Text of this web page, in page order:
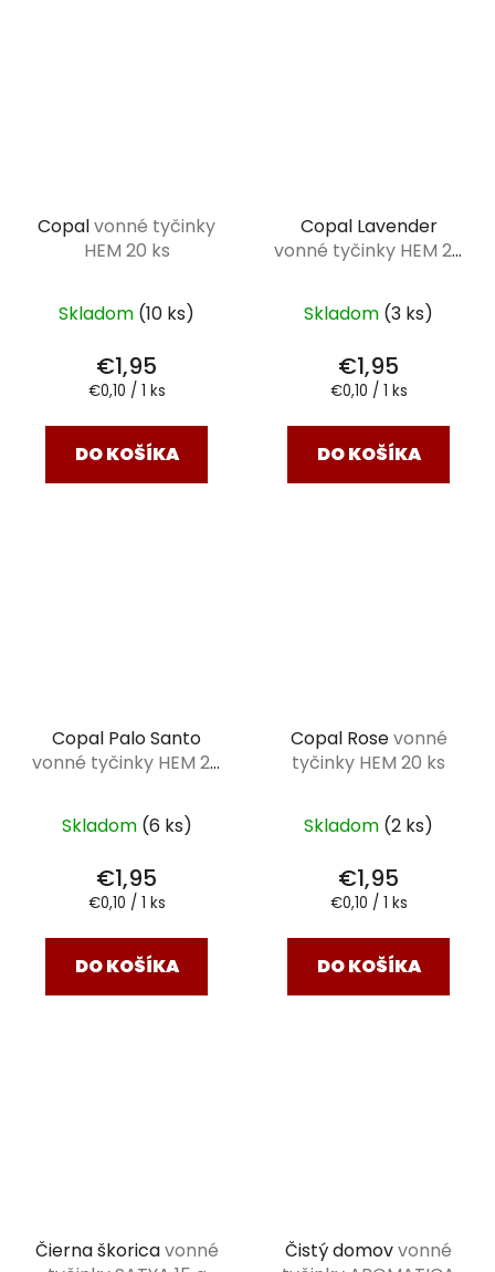
Copalvonné tyčinky
HEM 20 ks
Skladom (10 ks)
€1,95
Jednotková
€0,10 / 1 ks
DO KOŠÍKA
Copal Lavender
vonné tyčinky HEM 20
Skladom (3 ks)
€1,95
Jednotková
€0,10 / 1 ks
DO KOŠÍKA
Copal Palo Santo
vonné tyčinky HEM 20
Skladom (6 ks)
€1,95
Jednotková
€0,10 / 1 ks
DO KOŠÍKA
Copal Rosevonné
tyčinky HEM 20 ks
Skladom (2 ks)
€1,95
Jednotková
€0,10 / 1 ks
DO KOŠÍKA
Čierna škoricavonné
Čistý domovvonné